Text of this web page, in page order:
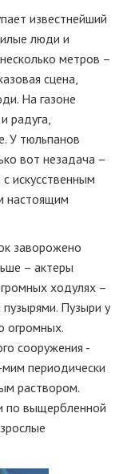
известнейший
люди и
метров –
сцена,
На газоне
радуга,
У тюльпанов
вот незадача –
искусственным
настоящим
заворожено
– актеры
ходулях –
Пузыри у
огромных.
сооружения -
периодически
раствором.
по выщербленной